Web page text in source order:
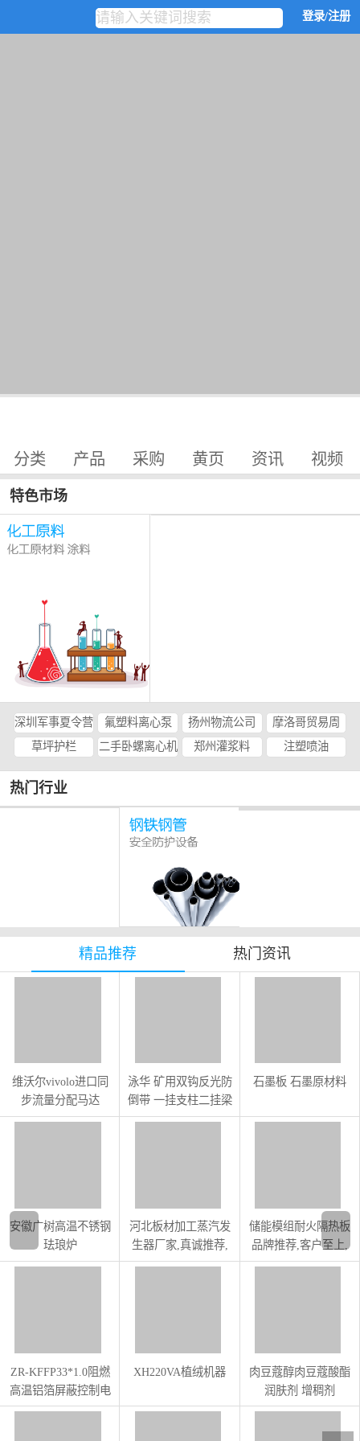
登录/注册
分类 产品 采购 黄页 资讯 视频
特色市场
深圳军事夏令营 氟塑料离心泵 扬州物流公司
摩洛哥贸易周
草坪护栏
二手卧螺离心机 郑州灌浆料 注塑喷油
热门行业
精品推荐 热门资讯
维沃尔vivolo进口同
步流量分配马达
泳华 矿用双钩反光防
倒带 一挂支柱二挂梁
扯紧带子别慌张
石墨板 石墨原材料
安徽广树高温不锈钢
珐琅炉
河北板材加工蒸汽发
生器厂家,真诚推荐,
江苏佳禾供应
储能模组耐火隔热板
品牌推荐,客户至上,
上海荣势环保科技供
ZR-KFFP33*1.0阻燃
高温铝箔屏蔽控制电
缆
XH220VA植绒机器
肉豆蔻醇肉豆蔻酸酯
润肤剂 增稠剂